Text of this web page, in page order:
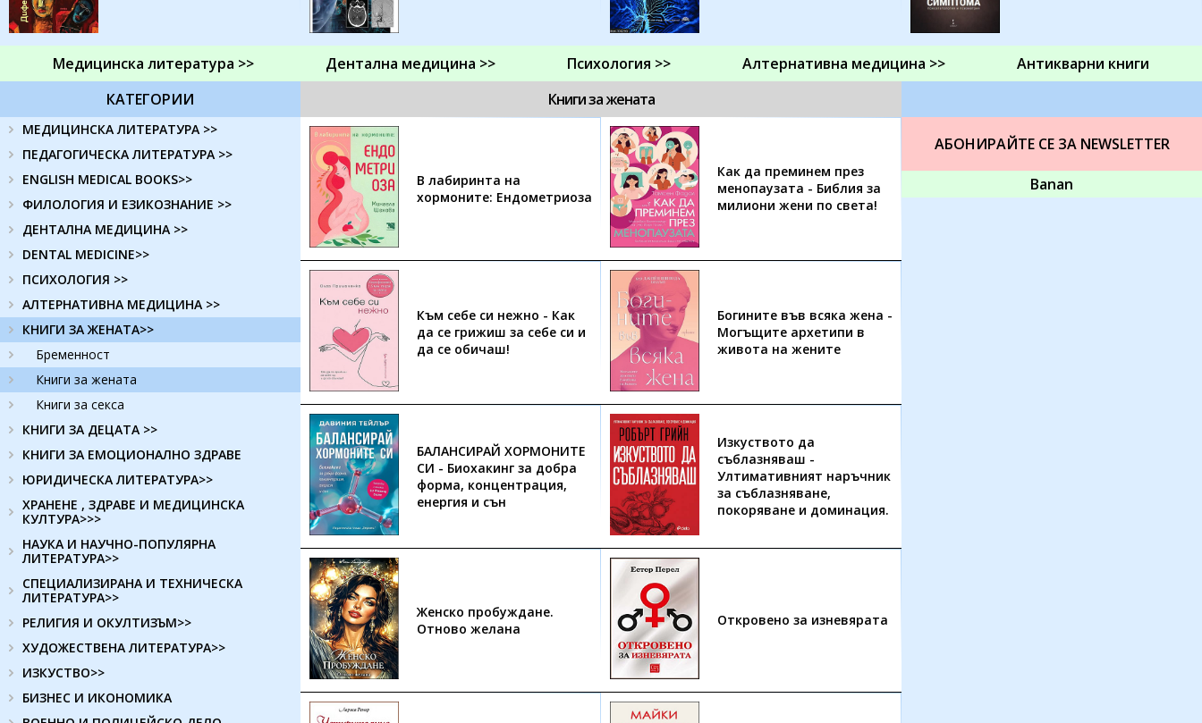
Медицинска литература >> Дентална медицина >> Психология >> Алтернативна медицина >>
Антикварни книги
КАТЕГОРИИ
МЕДИЦИНСКА ЛИТЕРАТУРА >>
ПЕДАГОГИЧЕСКА ЛИТЕРАТУРА >>
ENGLISH MEDICAL BOOKS>>
ФИЛОЛОГИЯ И ЕЗИКОЗНАНИЕ >>
ДЕНТАЛНА МЕДИЦИНА >>
DENTAL MEDICINE>>
ПСИХОЛОГИЯ >>
АЛТЕРНАТИВНА МЕДИЦИНА >>
КНИГИ ЗА ЖЕНАТА>>
Бременност
Книги за жената
Книги за секса
КНИГИ ЗА ДЕЦАТА >>
КНИГИ ЗА ЕМОЦИОНАЛНО ЗДРАВЕ
ЮРИДИЧЕСКА ЛИТЕРАТУРА>>
ХРАНЕНЕ , ЗДРАВЕ И МЕДИЦИНСКА
КУЛТУРА>>>
НАУКА И НАУЧНО-ПОПУЛЯРНА
ЛИТЕРАТУРА>>
СПЕЦИАЛИЗИРАНА И ТЕХНИЧЕСКА
ЛИТЕРАТУРА>>
РЕЛИГИЯ И ОКУЛТИЗЪМ>>
ХУДОЖЕСТВЕНА ЛИТЕРАТУРА>>
ИЗКУСТВО>>
БИЗНЕС И ИКОНОМИКА
Книги за жената
В лабиринта на
хормоните: Ендометриоза
Как да преминем през
менопаузата - Библия за
милиони жени по света!
Към себе си нежно - Как
да се грижиш за себе си и
да се обичаш!
Богините във всяка жена -
Могъщите архетипи в
живота на жените
БАЛАНСИРАЙ ХОРМОНИТЕ
СИ - Биохакинг за добра
форма, концентрация,
енергия и сън
Изкуството да
съблазняваш -
Ултимативният наръчник
за съблазняване,
покоряване и доминация.
Женско пробуждане.
Отново желана
Откровено за изневярата
АБОНИРАЙТЕ СЕ ЗА NEWSLETTER
Banan